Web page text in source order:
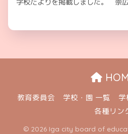
学校だよりを掲載しました。 崇
教育委員会 学校・園 一覧
各種リン
© 2026 Iga city board of